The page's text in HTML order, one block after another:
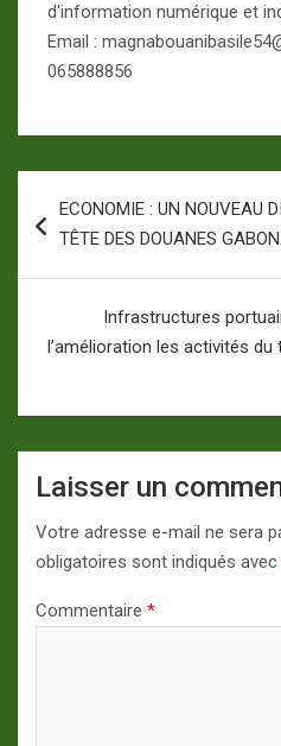
d'information numérique et
Email :
065888856
de
ECONOMIE : UN NOUVEAU
TÊTE DES DOUANES
Infrastructures
l’amélioration les activités
Laisser un
Votre adresse e-mail ne sera
obligatoires sont indiqués avec
Commentaire *